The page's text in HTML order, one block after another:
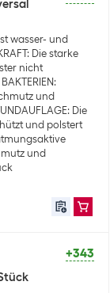
wasser- und
Die starke
nicht
und
Die
und polstert
und
+343